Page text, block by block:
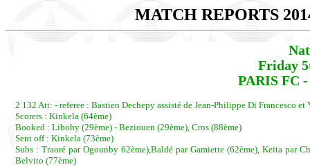
MATCH REPORTS
Friday
PARIS FC
2 132 Att: - referee : Bastien Dechepy assisté de Jean-Philippe Di Francesco
Scorers : Kinkela (64ème)
Booked : Libohy (29ème) - Beziouen (29ème), Cros (88ème)
Sent off : Kinkela (73ème)
Subs : Traoré par Ogounby 62ème),Baldé par Gamiette (62ème), Keita par
Belvito (77ème)